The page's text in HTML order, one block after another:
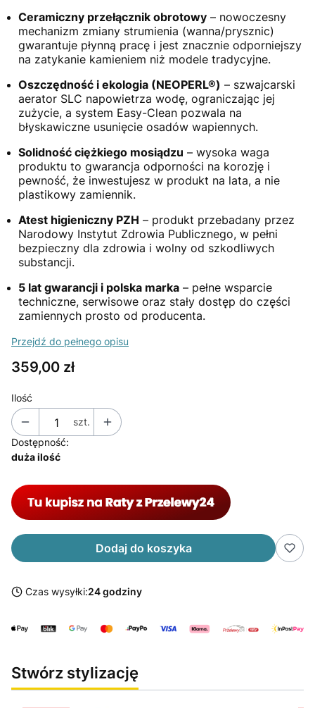
Ceramiczny przełącznik obrotowy – nowoczesny
mechanizm zmiany strumienia (wanna/prysznic)
gwarantuje płynną pracę i jest znacznie odporniejszy
na zatykanie kamieniem niż modele tradycyjne.
Oszczędność i ekologia (NEOPERL®) – szwajcarski
aerator SLC napowietrza wodę, ograniczając jej
zużycie, a system Easy-Clean pozwala na
błyskawiczne usunięcie osadów wapiennych.
Solidność ciężkiego mosiądzu – wysoka waga
produktu to gwarancja odporności na korozję i
pewność, że inwestujesz w produkt na lata, a nie
plastikowy zamiennik.
Atest higieniczny PZH – produkt przebadany przez
Narodowy Instytut Zdrowia Publicznego, w pełni
bezpieczny dla zdrowia i wolny od szkodliwych
substancji.
5 lat gwarancji i polska marka – pełne wsparcie
techniczne, serwisowe oraz stały dostęp do części
zamiennych prosto od producenta.
Przejdź do pełnego opisu
Cena
359,00 zł
Ilość
szt.
Dostępność:
duża ilość
Dodaj do koszyka
Czas wysyłki:24 godziny
Stwórz stylizację